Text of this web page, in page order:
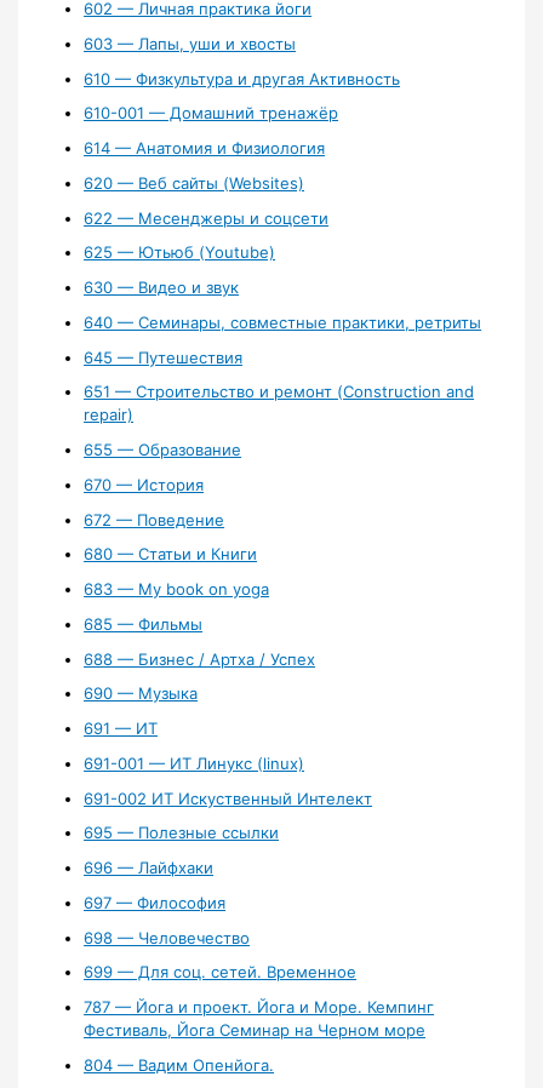
602 — Личная практика йоги
603 — Лапы, уши и хвосты
610 — Физкультура и другая Активность
610-001 — Домашний тренажёр
614 — Анатомия и Физиология
620 — Веб сайты (Websites)
622 — Месенджеры и соцсети
625 — Ютьюб (Youtube)
630 — Видео и звук
640 — Семинары, совместные практики, ретриты
645 — Путешествия
651 — Строительство и ремонт (Construction and
repair)
655 — Образование
670 — История
672 — Поведение
680 — Статьи и Книги
683 — My book on yoga
685 — Фильмы
688 — Бизнес / Артха / Успех
690 — Музыка
691 — ИТ
691-001 — ИТ Линукс (linux)
691-002 ИТ Искуственный Интелект
695 — Полезные ссылки
696 — Лайфхаки
697 — Философия
698 — Человечество
699 — Для соц. сетей. Временное
787 — Йога и проект. Йога и Море. Кемпинг
Фестиваль, Йога Семинар на Черном море
804 — Вадим Опенйога.